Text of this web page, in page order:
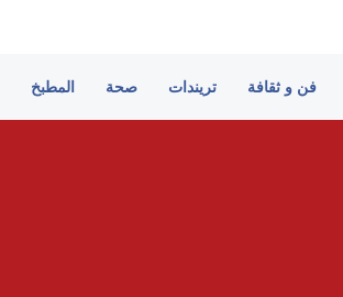
فن و ثقافة تريندات صحة المطبخ